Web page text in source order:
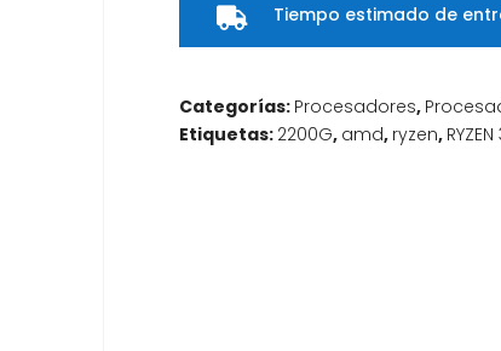
 Tiempo estimado de
Categorías: Procesadores,
Etiquetas: 2200G, amd, ryzen, RYZEN